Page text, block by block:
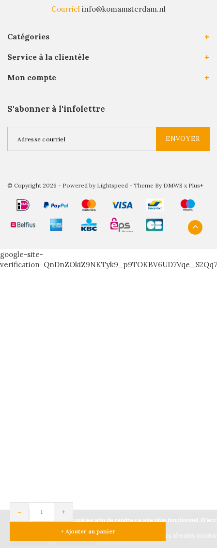
- +
+ Ajouter au panier
Courriel info@komamsterdam.nl
Catégories
Service à la clientèle
Mon compte
S'abonner à l'infolettre
ENVOYER
© Copyright 2026 - Powered by Lightspeed - Theme By DMWS x Plus+
google-site-
Veuillez accepter les cookies afin de rendre ce site plus fonctionnel.
Non